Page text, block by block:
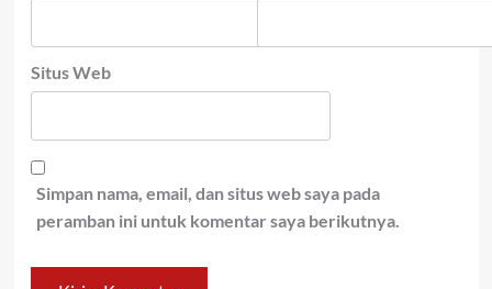
Situs Web
Simpan nama, email, dan situs web saya pada
peramban ini untuk komentar saya berikutnya.